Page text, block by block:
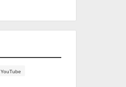
YouTube